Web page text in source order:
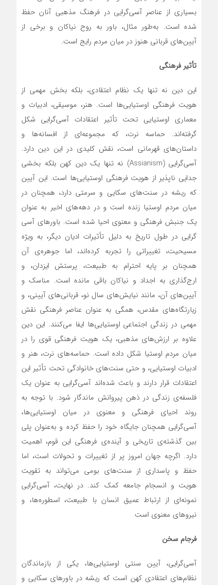
بسیاری از عناصر آسی‌گرایی در فرهنگ مذهبی آنان حفظ
شده است. به‌طور مثال، باور به روح نیاکان و برخی از
آیین‌های قربانی هنوز در میان مردم رایج است.
تأثیر فرهنگی
این دین نه تنها یک نظام اعتقادی، بلکه بخش مهمی از
هویت فرهنگی اوستیایی‌ها است. هنر، موسیقی، ادبیات و
معماری اوستیایی تحت تأثیر اعتقادات آسی‌گرایی شکل
گرفته‌اند. حماسه نرت، که مجموعه‌ای از افسانه‌ها و
داستان‌های قهرمانی است، نقش کلیدی در این دین دارد.
آسی‌گرایی (Assianism) نه تنها یک دین کهن بلکه بخشی
جدایی ‌ناپذیر از هویت فرهنگی اوستیایی‌ها است. این آیین
که ریشه در سنت‌های سکایی و سرمتی دارد، همچنان در
میان مردم اوستیا زنده است و در دهه‌های اخیر به عنوان
یک جنبش فرهنگی و معنوی احیا شده است. باورهای آسی
‌گرایی در طول تاریخ به دلیل تأثیرات ادیان دیگر، به‌ ویژه
مسیحیت، تغییراتی را تجربه کرده‌اند، اما جوهره‌ی آن
همچنان بر پایه احترام به طبیعت، پرستش ایزدان، و
ارج‌گذاری به اجداد و نیاکان باقی مانده است. مناسک و
آیین‌های آن، مانند نیایش‌های سال نو، قربانی‌های آیینی، و
زیارتگاه‌های مقدس، همگی به عنوان عناصر فرهنگی نقش
مهمی در زندگی اجتماعی اوستیایی‌ها ایفا می‌کنند. این دین
علاوه بر ارزش‌های مذهبی، یک هویت فرهنگی قوی را در
میان مردم اوستیا شکل داده است. حماسه‌های نرت، هنر و
ادبیات اوستیایی، و حتی سنت‌های خانوادگی تحت تأثیر این
اعتقادات قرار دارند و باعث شده‌اند آسی‌گرایی به عنوان یک
فلسفه‌ی زندگی در ذهن پیروانش ماندگار شود. با توجه به
روند احیای فرهنگی و معنوی در میان اوستیایی‌ها،
آسی‌گرایی همچنان جایگاه خود را حفظ کرده و به‌عنوان پلی
بین گذشته‌ی تاریخی و آینده‌ی فرهنگی این قوم، اهمیت
دارد. اگرچه جهان امروز پر از تغییرات و تحولات است، اما
حفظ و پاسداری از سنت‌های بومی می‌تواند به تقویت
هویت و انسجام جامعه کمک کند. در نهایت، آسی‌گرایی
نمونه‌ای از ارتباط عمیق انسان با طبیعت، اسطوره‌ها، و
نیروهای معنوی است
فرجام سخن
آسی‌گرایی، آیین سنتی اوستیایی‌ها، یکی از بازماندگان
نظام‌های اعتقادی کهن است که ریشه در باورهای سکایی و